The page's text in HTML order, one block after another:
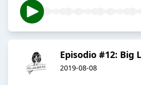
Episodio #12: Big
2019-08-08